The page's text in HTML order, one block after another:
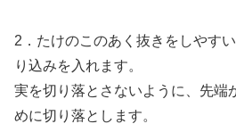
2．たけのこのあく抜きをしやす
り込みを入れます。
実を切り落とさないように、先端
めに切り落とします。